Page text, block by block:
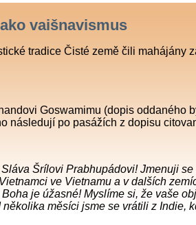
vaišnavismus
tradice Čisté země čili mahájány
Goswamimu (dopis oddaného
následují po pasážích z dopisu
Šrílovi Prabhupádovi! Jmenuji
ve Vietnamu a v dalších
je úžasné! Myslíme si, že vaše
měsíci jsme se vrátili z Indie,